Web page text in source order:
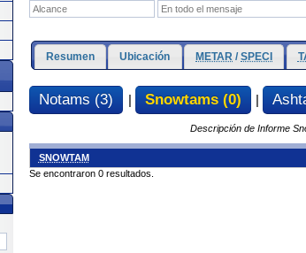
Resumen Ubicación METAR /SPECI
Notams (3) | Snowtams (0) |
Descripción de Informe
SNOWTAM
Se encontraron 0 resultados.